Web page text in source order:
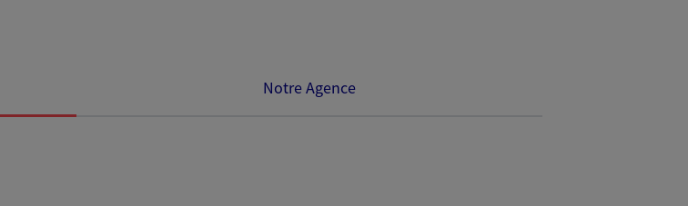
Notre Agence